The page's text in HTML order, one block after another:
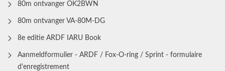
80m ontvanger OK2BWN
80m ontvanger VA-80M-DG
8e editie ARDF IARU Book
Aanmeldformulier - ARDF / Fox-O-ring / Sprint - formulaire
d'enregistrement